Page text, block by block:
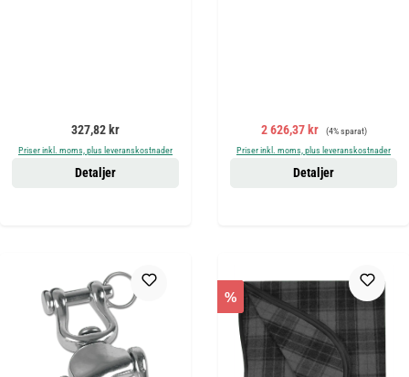
Ordinarie pris:
327,82 kr
Priser inkl. moms, plus leveranskostnader
Detaljer
Försäljningspris:
2 626,37 kr Ordinarie pris:
(4% sparat)
Priser inkl. moms, plus leveranskostnader
Detaljer
%